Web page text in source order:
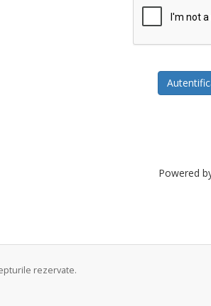
Powered
rezervate.